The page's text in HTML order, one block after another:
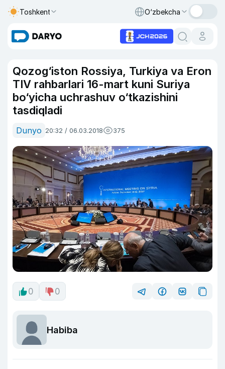
Toshkent O‘zbekcha
Qozog‘iston Rossiya, Turkiya va Eron
TIV rahbarlari 16-mart kuni Suriya
bo‘yicha uchrashuv o‘tkazishini
tasdiqladi
Dunyo 20:32 / 06.03.2018 375
0 0
Habiba